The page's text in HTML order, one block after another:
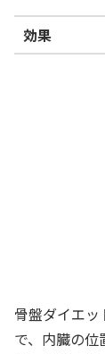
効果
骨盤ダイエ
で、内臓の